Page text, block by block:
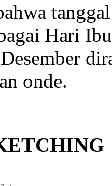
Hari
onde.